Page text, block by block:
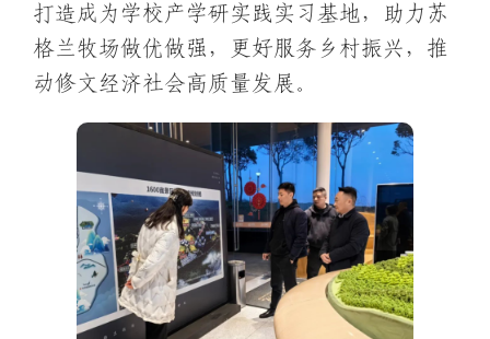
打造成为学校产学研实践实习基地，助力苏
格兰牧场做优做强，更好服务乡村振兴，推
动修文经济社会高质量发展。